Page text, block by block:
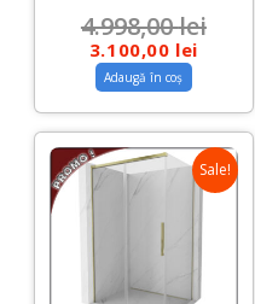
4.998,00lei
3.100,00 lei
Adaugă în coș
Sale!